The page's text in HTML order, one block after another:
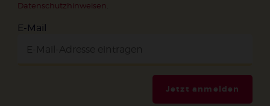
Datenschutzhinweisen
E-Mail
Jetzt anmelden